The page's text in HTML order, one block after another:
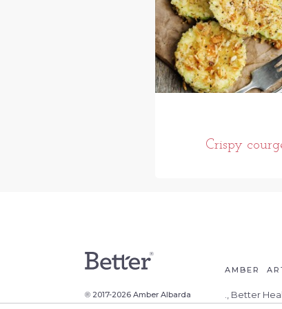
Crispy
AMBER
®2017-2026 Amber Albarda ., Better